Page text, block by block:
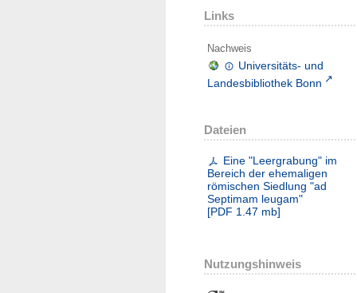
Links
Nachweis
Universitäts- und
Landesbibliothek Bonn
Dateien
Eine "Leergrabung" im
Bereich der ehemaligen
römischen Siedlung "ad
Septimam leugam"
[PDF 1.47 mb]
Nutzungshinweis